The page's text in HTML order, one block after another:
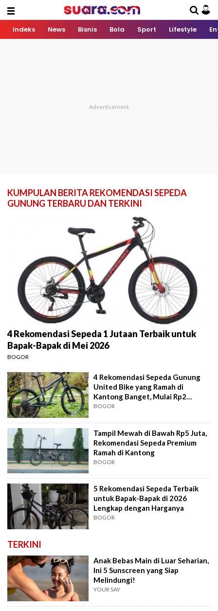
Indeks News Bisnis Bola Sport Lifestyle
KUMPULAN BERITA REKOMENDASI SEPEDA
GUNUNG TERBARU DAN TERKINI
4 Rekomendasi Sepeda 1 Jutaan Terbaik untuk
Bapak-Bapak di Mei 2026
BOGOR
4 Rekomendasi Sepeda Gunung
United Bike yang Ramah di
Kantong Banget, Mulai Rp2
Jutaan
BOGOR
Tampil Mewah di Bawah Rp5 Juta,
Rekomendasi Sepeda Premium
Ramah di Kantong
BOGOR
5 Rekomendasi Sepeda Terbaik
untuk Bapak-Bapak di 2026
Lengkap dengan Harganya
BOGOR
TERKINI
Anak Bebas Main di Luar Seharian,
Ini 5 Sunscreen yang Siap
Melindungi!
YOUR SAY